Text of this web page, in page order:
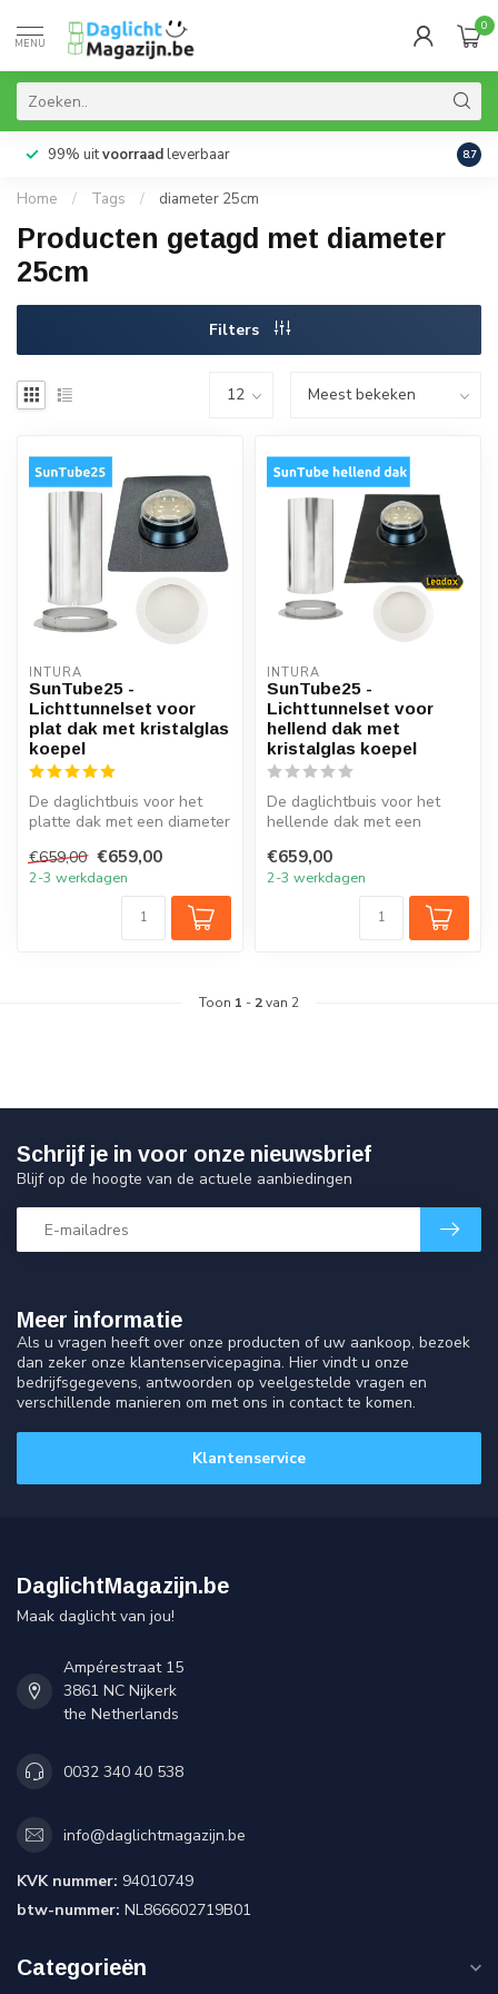
MENU
0
99% uitvoorraadleverbaar 8.7
Home / Tags / diameter 25cm
Producten getagd met diameter
25cm
Filters
INTURA
SunTube25 -
Lichttunnelset voor
plat dak met kristalglas
koepel
De daglichtbuis voor het
platte dak met een diameter
kris...
€659,00 €659,00
2-3 werkdagen
INTURA
SunTube25 -
Lichttunnelset voor
hellend dak met
kristalglas koepel
De daglichtbuis voor het
hellende dak met een
koepel van kr...
€659,00
2-3 werkdagen
Toon 1 - 2van 2
Meer informatie
Als u vragen heeft over onze producten of uw aankoop, bezoek
dan zeker onze klantenservicepagina. Hier vindt u onze
bedrijfsgegevens, antwoorden op veelgestelde vragen en
verschillende manieren om met ons in contact te komen.
Klantenservice
Schrijf je in voor onze nieuwsbrief
Blijf op de hoogte van de actuele aanbiedingen
DaglichtMagazijn.be
Maak daglicht van jou!
Ampérestraat 15
3861 NC Nijkerk
the Netherlands
0032 340 40 538
info@daglichtmagazijn.be
KVK nummer: 94010749
btw-nummer: NL866602719B01
Categorieën